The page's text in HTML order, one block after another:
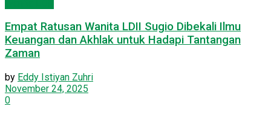
Empat Ratusan Wanita LDII Sugio Dibekali Ilmu
Keuangan dan Akhlak untuk Hadapi Tantangan
Zaman
by Eddy Istiyan Zuhri
November 24, 2025
0